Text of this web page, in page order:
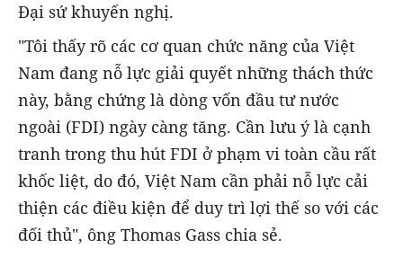
Đại sứ khuyến nghị.
"Tôi thấy rõ các cơ quan chức năng của Việt
Nam đang nỗ lực giải quyết những thách thức
này, bằng chứng là dòng vốn đầu tư nước
ngoài (FDI) ngày càng tăng. Cần lưu ý là cạnh
tranh trong thu hút FDI ở phạm vi toàn cầu rất
khốc liệt, do đó, Việt Nam cần phải nỗ lực cải
thiện các điều kiện để duy trì lợi thế so với các
đối thủ", ông Thomas Gass chia sẻ.